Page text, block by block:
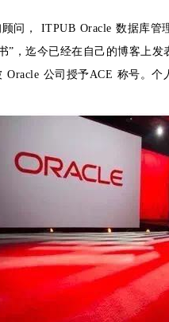
问， ITPUB Oracle 数据库管
”，迄今已经在自己的博客上
Oracle 公司授予ACE 称号。个